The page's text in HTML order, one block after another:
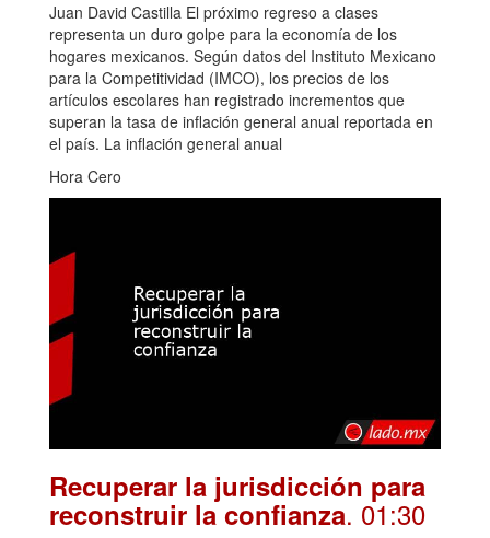
Juan David Castilla El próximo regreso a clases
representa un duro golpe para la economía de los
hogares mexicanos. Según datos del Instituto Mexicano
para la Competitividad (IMCO), los precios de los
artículos escolares han registrado incrementos que
superan la tasa de inflación general anual reportada en
el país. La inflación general anual
Hora Cero
Recuperar la jurisdicción para
reconstruir la confianza. 01:30